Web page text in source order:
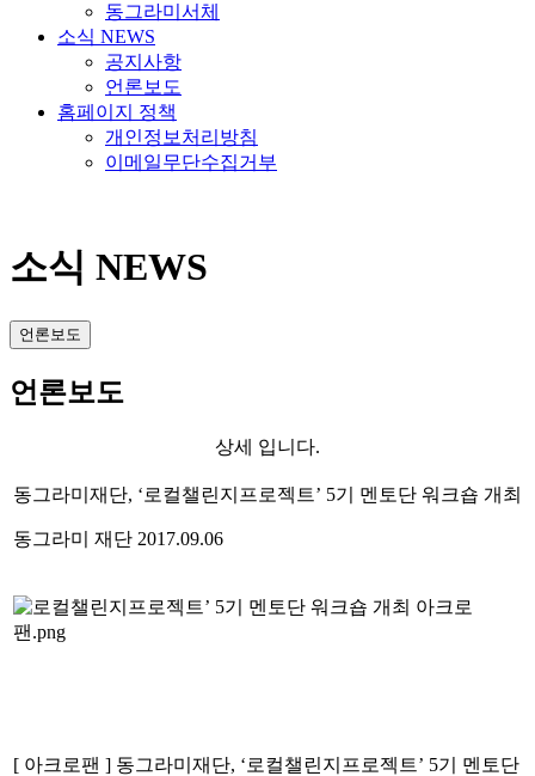
동그라미서체
소식 NEWS
공지사항
언론보도
홈페이지 정책
개인정보처리방침
이메일무단수집거부
소식 NEWS
언론보도
언론보도
상세 입니다.
동그라미재단, ‘로컬챌린지프로젝트’ 5기 멘토단 워크숍 개최
동그라미 재단 2017.09.06
[ 아크로팬 ] 동그라미재단, ‘로컬챌린지프로젝트’ 5기 멘토단